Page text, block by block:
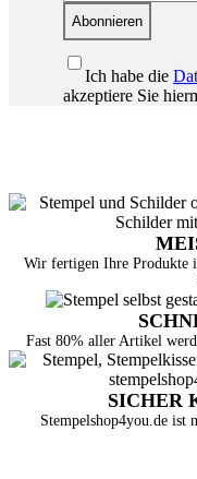
Abonnieren
Ich habe die
akzeptiere Sie
Wir fertigen Ihre Produkte
Fast 80% aller Artikel
SICHER
Stempelshop4you.de ist